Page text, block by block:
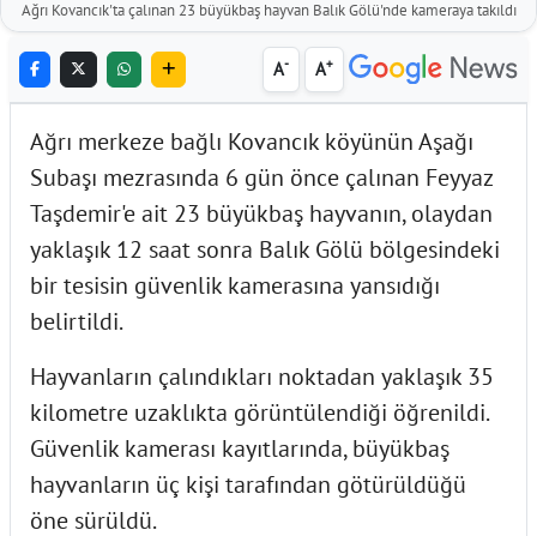
Ağrı Kovancık'ta çalınan 23 büyükbaş hayvan Balık Gölü'nde kameraya takıldı
A- A+
Ağrı merkeze bağlı Kovancık köyünün Aşağı
Subaşı mezrasında 6 gün önce çalınan Feyyaz
Taşdemir'e ait 23 büyükbaş hayvanın, olaydan
yaklaşık 12 saat sonra Balık Gölü bölgesindeki
bir tesisin güvenlik kamerasına yansıdığı
belirtildi.
Hayvanların çalındıkları noktadan yaklaşık 35
kilometre uzaklıkta görüntülendiği öğrenildi.
Güvenlik kamerası kayıtlarında, büyükbaş
hayvanların üç kişi tarafından götürüldüğü
öne sürüldü.